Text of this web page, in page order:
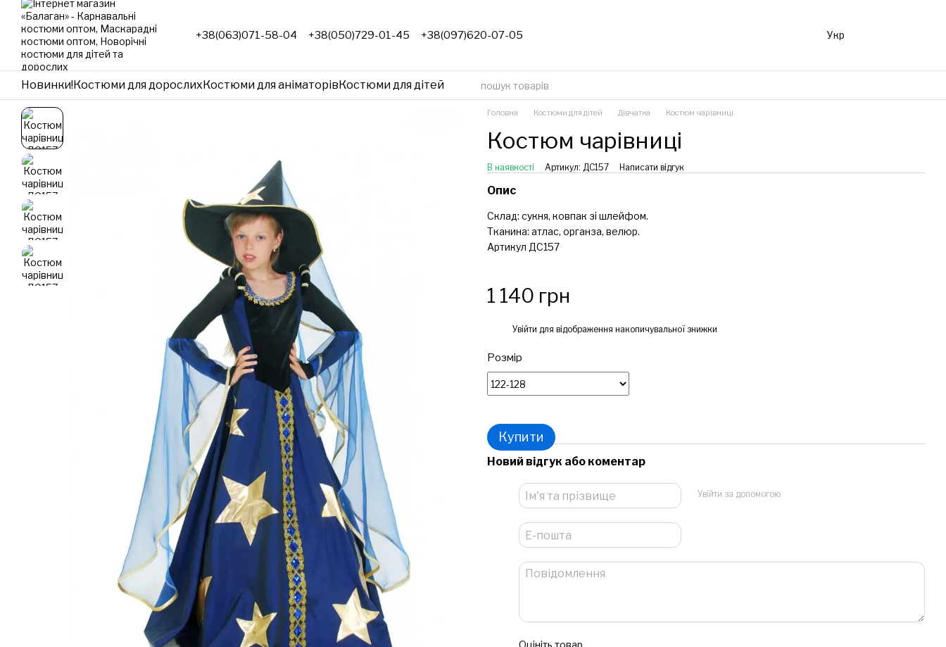
Перейти до основного контенту
+38(063)071-58-04 +38(050)729-01-45 +38(097)620-07-05 Укр
Новинки!Костюми для дорослихКостюми для аніматорівКостюми для дітей
Головна Костюми для дітей Дівчатка Костюм чарівниці
Костюм чарівниці
В наявності Артикул: ДС157 Написати відгук
Опис
Склад: сукня, ковпак зі шлейфом.
Тканина: атлас, органза, велюр.
Артикул ДС157
1 140 грн
Увійти для відображення накопичувальної знижки
Розмір
Купити
Новий відгук або коментар
Увійти за допомогою
Оцініть товар